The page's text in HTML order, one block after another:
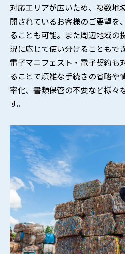
対応エリアが広いため、複数地
開されているお客様のご要望を
ることも可能。また周辺地域の
況に応じて使い分けることもでき
電子マニフェスト・電子契約も
ることで煩雑な手続きの省略や
率化、書類保管の不要など様々
す。